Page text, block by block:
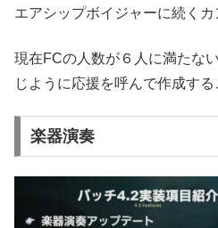
エアシップボイジャーに続くカ
現在FCの人数が６人に満たな
じように応援を呼んで作成する
楽器演奏